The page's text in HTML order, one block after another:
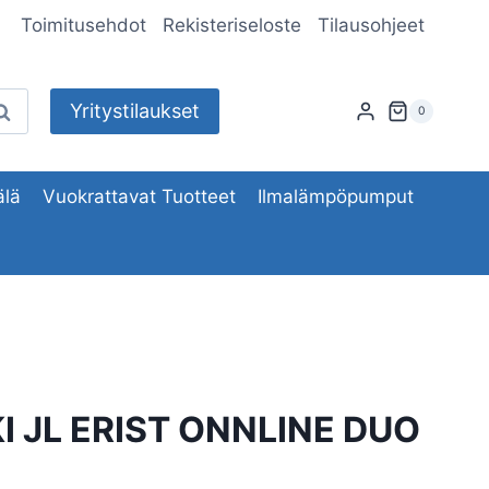
Toimitusehdot Rekisteriseloste Tilausohjeet
Yritystilaukset 0
Vuokrattavat Tuotteet Ilmalämpöpumput
JL ERIST ONNLINE DUO